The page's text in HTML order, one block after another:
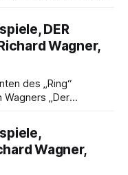
starken Solisten,
klangvollen
DER
Wagner,
des „Ring“
„Der
Teige und
Höhepunkte der
Wagner,